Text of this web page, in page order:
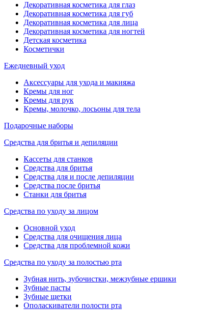
Декоративная косметика для глаз
Декоративная косметика для губ
Декоративная косметика для лица
Декоративная косметика для ногтей
Детская косметика
Косметички
Ежедневный уход
Аксессуары для ухода и макияжа
Кремы для ног
Кремы для рук
Кремы, молочко, лосьоны для тела
Подарочные наборы
Средства для бритья и депиляции
Кассеты для станков
Средства для бритья
Средства для и после депиляции
Средства после бритья
Станки для бритья
Средства по уходу за лицом
Основной уход
Средства для очищения лица
Средства для проблемной кожи
Средства по уходу за полостью рта
Зубная нить, зубочистки, межзубные ершики
Зубные пасты
Зубные щетки
Ополаскиватели полости рта